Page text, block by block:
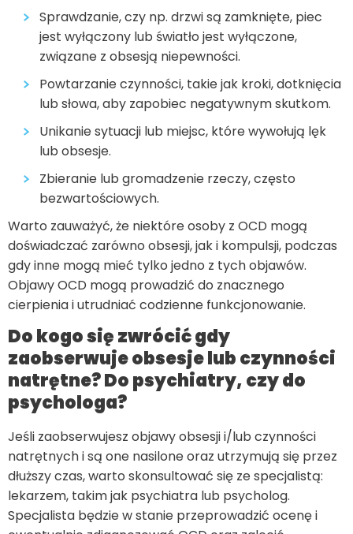
Sprawdzanie, czy np. drzwi są zamknięte, piec
jest wyłączony lub światło jest wyłączone,
związane z obsesją niepewności.
Powtarzanie czynności, takie jak kroki, dotknięcia
lub słowa, aby zapobiec negatywnym skutkom.
Unikanie sytuacji lub miejsc, które wywołują lęk
lub obsesje.
Zbieranie lub gromadzenie rzeczy, często
bezwartościowych.
Warto zauważyć, że niektóre osoby z OCD mogą
doświadczać zarówno obsesji, jak i kompulsji, podczas
gdy inne mogą mieć tylko jedno z tych objawów.
Objawy OCD mogą prowadzić do znacznego
cierpienia i utrudniać codzienne funkcjonowanie.
Do kogo się zwrócić gdy
zaobserwuje obsesje lub czynności
natrętne? Do psychiatry, czy do
psychologa?
Jeśli zaobserwujesz objawy obsesji i/lub czynności
natrętnych i są one nasilone oraz utrzymują się przez
dłuższy czas, warto skonsultować się ze specjalistą:
lekarzem, takim jak psychiatra lub psycholog.
Specjalista będzie w stanie przeprowadzić ocenę i